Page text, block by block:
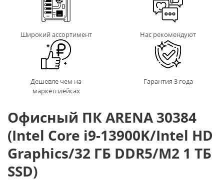
Широкий ассортимент Нас рекомендуют
Дешевле чем на
маркетплейсах
Гарантия 3 года
Офисный ПК ARENA 30384
(Intel Core i9-13900K/Intel HD
Graphics/32 ГБ DDR5/M2 1 ТБ
SSD)